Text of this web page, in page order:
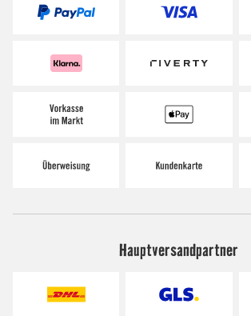
Hauptversandpartner